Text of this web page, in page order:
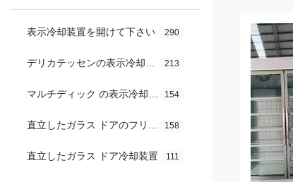
表示冷却装置を開けて下さい 290
213
154
158
直立したガラス ドア冷却装置 111